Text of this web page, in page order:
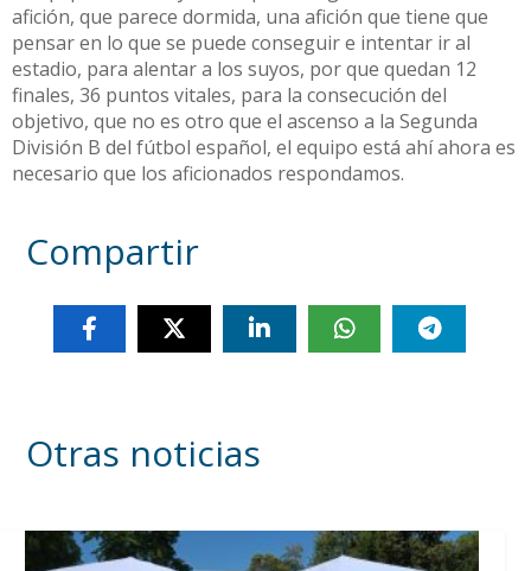
afición, que parece dormida, una afición que tiene que
pensar en lo que se puede conseguir e intentar ir al
estadio, para alentar a los suyos, por que quedan 12
finales, 36 puntos vitales, para la consecución del
objetivo, que no es otro que el ascenso a la Segunda
División B del fútbol español, el equipo está ahí ahora es
necesario que los aficionados respondamos.
Compartir
Otras noticias